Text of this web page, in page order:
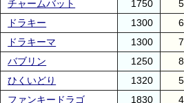
チャームバット 1750
ドラキー 1300
ドラキーマ 1300
バブリン 1250
ひくいどり 1320
ファンキードラゴ 1830